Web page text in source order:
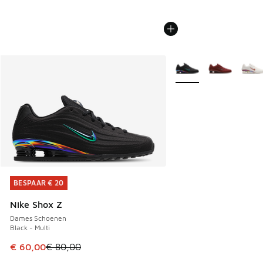
BESPAAR € 20
Nike Shox Z
Dames Schoenen
Black - Multi
Dit artikel is in de uitverkoop. Dit artikel is in de
€ 60,00€ 80,00
BESPAAR € 20
Meer kleuren